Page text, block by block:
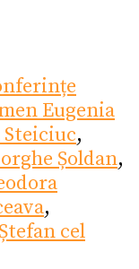
Eugenia
Steiciuc,
Șoldan,
,
cel